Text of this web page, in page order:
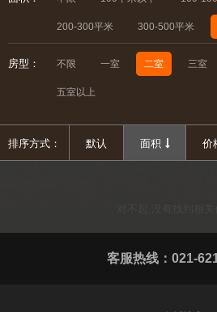
200-300平米 300-500平米
房型： 不限 一室 二室 三室
五室以上
排序方式： 默认 面积 价
客服热线：021-